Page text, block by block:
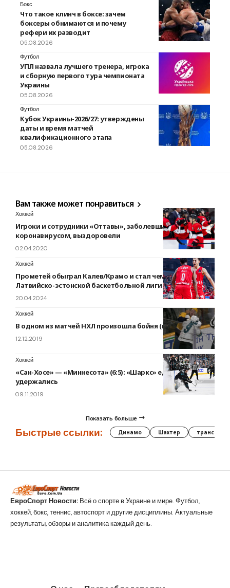
Бокс
Что такое клинч в боксе: зачем
боксеры обнимаются и почему
рефери их разводит
05.08.2026
Футбол
УПЛ назвала лучшего тренера, игрока
и сборную первого тура чемпионата
Украины
05.08.2026
Футбол
Кубок Украины-2026/27: утверждены
даты и время матчей
квалификационного этапа
05.08.2026
Вам также может понравиться
Хоккей
Игроки и сотрудники «Оттавы», заболевшие
коронавирусом, выздоровели
02.04.2020
Хоккей
Прометей обыграл Калев/Крамо и стал чемпионом
Латвийско-эстонской баскетбольной лиги
20.04.2024
Хоккей
В одном из матчей НХЛ произошла бойня (видео)
12.12.2019
Хоккей
«Сан-Хосе» — «Миннесота» (6:5): «Шаркс» едва
удержались
09.11.2019
Показать больше
Быстрые ссылки: Динамо Шахтер трансферы
ЕвроСпорт Новости: Всё о спорте в Украине и мире. Футбол,
хоккей, бокс, теннис, автоспорт и другие дисциплины. Актуальные
результаты, обзоры и аналитика каждый день.